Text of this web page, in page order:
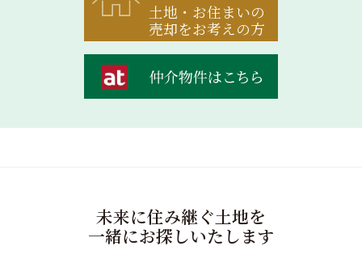
土地・お住まいの
売却をお考えの方
未来に住み継ぐ土地を
一緒にお探しいたします